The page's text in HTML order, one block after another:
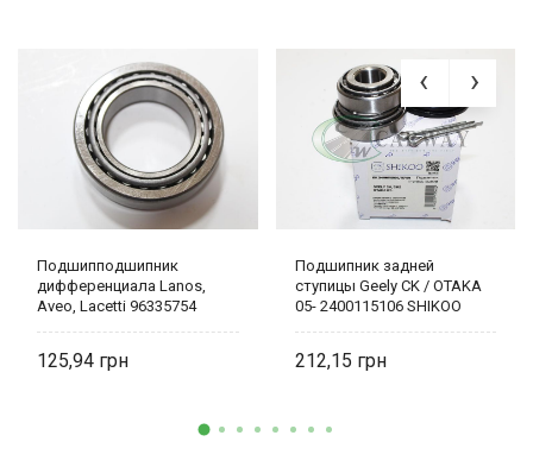
Подшипподшипник
дифференциала Lanos,
Aveo, Lacetti 96335754
125,94
Подшипник задней
ступицы Geely CK / OTAKA
05- 2400115106 SHIKOO
212,15